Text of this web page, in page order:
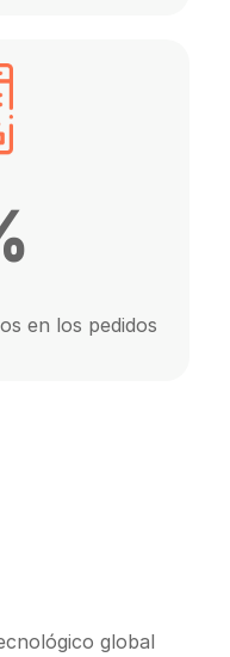
en los pedidos
global